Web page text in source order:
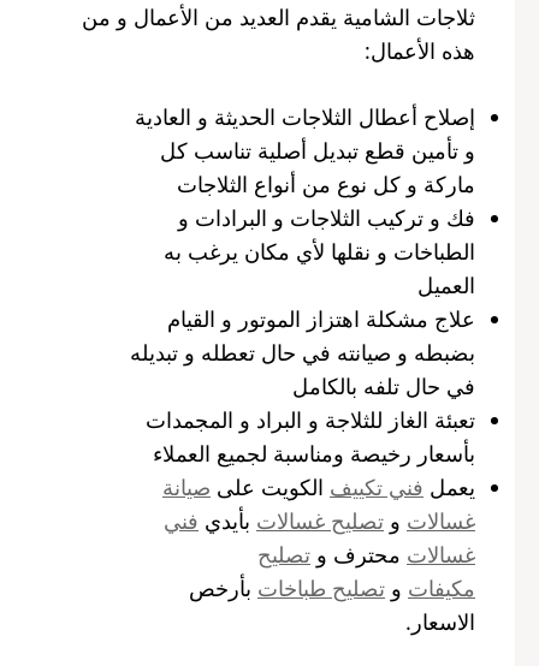
ثلاجات الشامية يقدم العديد من الأعمال و من
هذه الأعمال:
إصلاح أعطال الثلاجات الحديثة و العادية
و تأمين قطع تبديل أصلية تناسب كل
ماركة و كل نوع من أنواع الثلاجات
فك و تركيب الثلاجات و البرادات و
الطباخات و نقلها لأي مكان يرغب به
العميل
علاج مشكلة اهتزاز الموتور و القيام
بضبطه و صيانته في حال تعطله و تبديله
في حال تلفه بالكامل
تعبئة الغاز للثلاجة و البراد و المجمدات
بأسعار رخيصة ومناسبة لجميع العملاء
يعمل فني تكييف الكويت على صيانة
غسالات و تصليح غسالات بأيدي فني
غسالات محترف و تصليح
مكيفات و تصليح طباخات بأرخص
الاسعار.